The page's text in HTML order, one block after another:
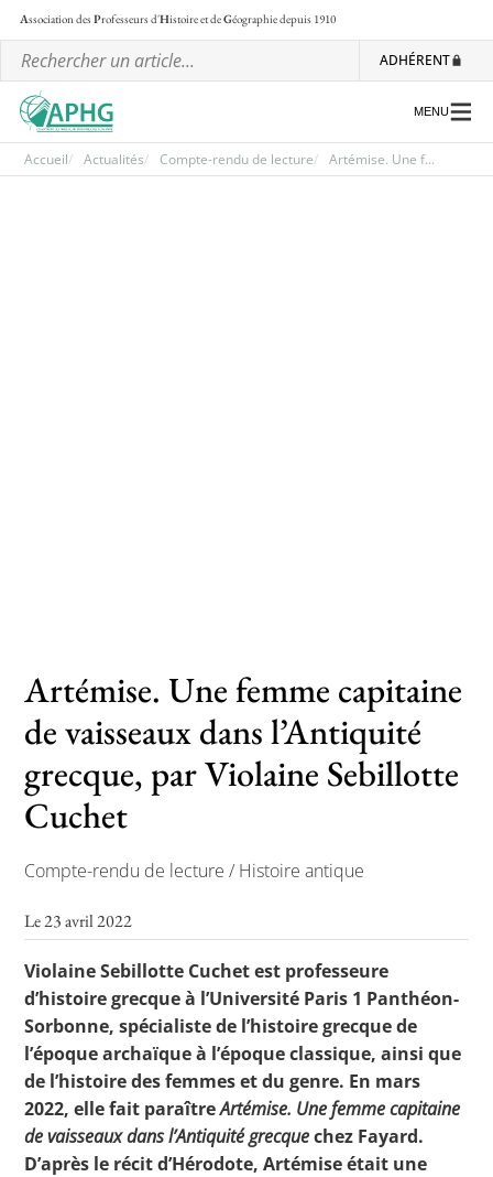
Association desProfesseurs d'Histoire et deGéographiedepuis 1910
ADHÉRENT
Concours scolaires
Conférences, tables rondes
Critique d’ouvrages publiés
MENU
Accueil Actualités Compte-rendu de lecture Artémise. Une f...
Artémise. Une femme capitaine
de vaisseaux dans l’Antiquité
grecque, par Violaine Sebillotte
Cuchet
Compte-rendu de lecture / Histoire antique
Le 23 avril 2022
Violaine Sebillotte Cuchet est professeure
d’histoire grecque à l’Université Paris 1 Panthéon-
Sorbonne, spécialiste de l’histoire grecque de
l’époque archaïque à l’époque classique, ainsi que
de l’histoire des femmes et du genre. En mars
2022, elle fait paraîtreArtémise. Une femme capitaine
de vaisseaux dans l’Antiquité grecquechez Fayard.
D’après le récit d’Hérodote, Artémise était une